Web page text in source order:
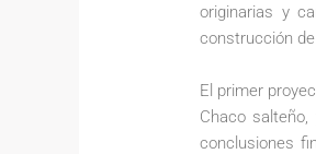
originarias y
construcción
El primer
Chaco
conclusiones